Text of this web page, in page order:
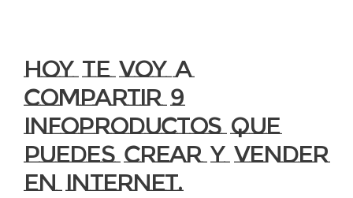
Hoy te voy a
compartir 9
infoproductos que
puedes crear y vender
en internet.